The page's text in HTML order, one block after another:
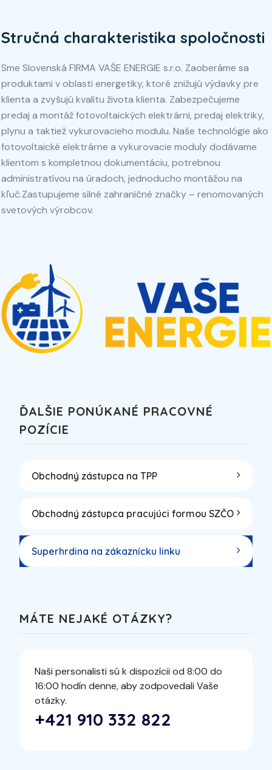
ĎALŠIE PONÚKANÉ PRACOVNÉ
POZÍCIE
Obchodný zástupca na TPP
Obchodný zástupca pracujúci formou SZČO
Superhrdina na zákaznícku linku
MÁTE NEJAKÉ OTÁZKY?
Naši personalisti sú k dispozícii od 8:00 do
16:00 hodín denne, aby zodpovedali Vaše
otázky.
+421 910 332 822
Stručná charakteristika spoločnosti
Sme Slovenská FIRMA VAŠE ENERGIE s.r.o. Zaoberáme sa
produktami v oblasti energetiky, ktoré znižujú výdavky pre
klienta a zvyšujú kvalitu života klienta. Zabezpečujeme
predaj a montáž fotovoltaických elektrárni, predaj elektriky,
plynu a taktiež vykurovacieho modulu. Naše technológie ako
fotovoltaické elektrárne a vykurovacie moduly dodávame
klientom s kompletnou dokumentáciu, potrebnou
administratívou na úradoch, jednoducho montážou na
kľuč.Zastupujeme silné zahraničné značky – renomovaných
svetových výrobcov.